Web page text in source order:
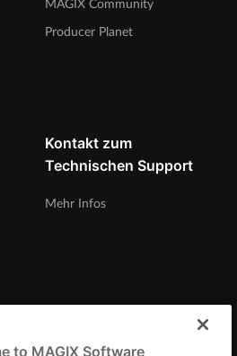
MAGIX Community
Producer Planet
Kontakt zum
Technischen Support
Mehr Infos
to MAGIX Software